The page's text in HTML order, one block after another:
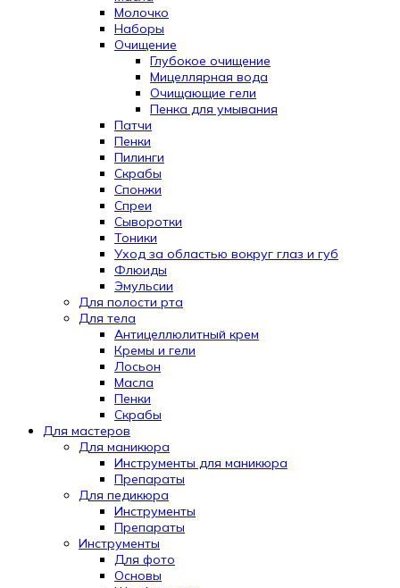
Молочко
Наборы
Очищение
Глубокое очищение
Мицеллярная вода
Очищающие гели
Пенка для умывания
Патчи
Пенки
Пилинги
Скрабы
Спонжи
Спреи
Сыворотки
Тоники
Уход за областью вокруг глаз и губ
Флюиды
Эмульсии
Для полости рта
Для тела
Антицеллюлитный крем
Кремы и гели
Лосьон
Масла
Пенки
Скрабы
Для мастеров
Для маникюра
Инструменты для маникюра
Препараты
Для педикюра
Инструменты
Препараты
Инструменты
Для фото
Основы